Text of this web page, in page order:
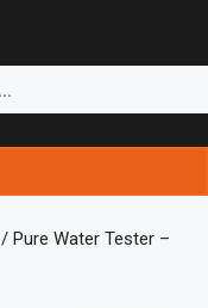
/ Pure Water Tester –